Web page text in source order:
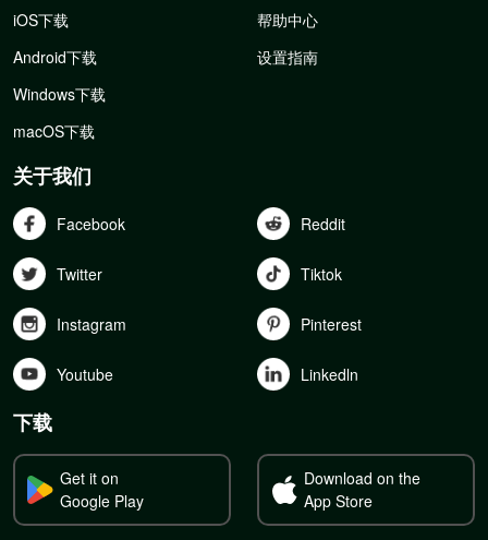
iOS下载
Android下载
Windows下载
macOS下载
帮助中心
设置指南
关于我们
Facebook Reddit
Twitter Tiktok
Instagram Pinterest
Youtube Linkedln
下载
Get it on
Google Play
Download on the
App Store